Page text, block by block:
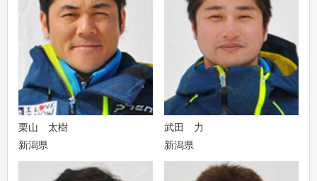
栗山 太樹
新潟県
武田 力
新潟県